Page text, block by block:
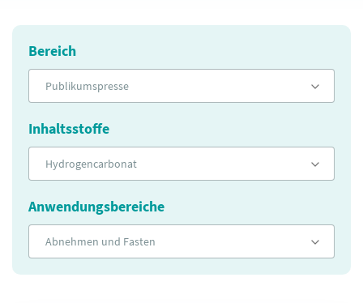
Bereich
Publikumspresse
Inhaltsstoffe
Hydrogencarbonat
Anwendungsbereiche
Abnehmen und Fasten